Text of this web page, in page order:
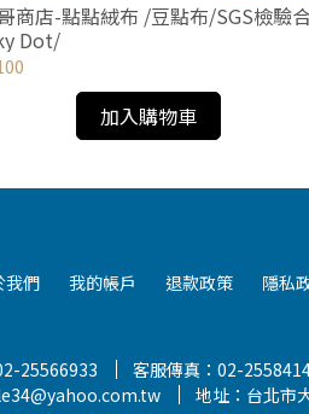
商店-點點絨布 /豆點布/SGS檢驗
Dot/
加入購物車
我們 我的帳戶 退款政策 隱私
25566933
客服傳真：02-
地址：台北市